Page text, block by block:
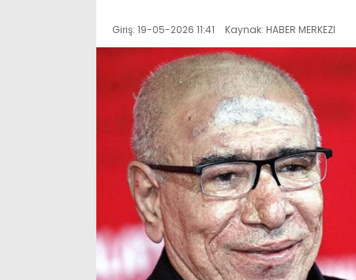
Giriş: 19-05-2026 11:41 Kaynak: HABER MERKEZI